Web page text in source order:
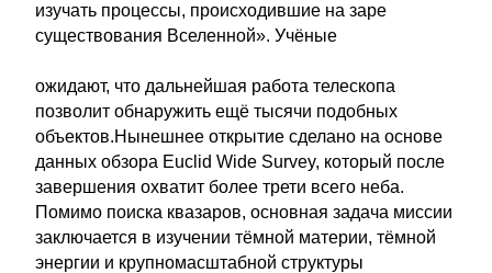
изучать процессы, происходившие на заре
существования Вселенной». Учёные
ожидают, что дальнейшая работа телескопа
позволит обнаружить ещё тысячи подобных
объектов.Нынешнее открытие сделано на основе
данных обзора Euclid Wide Survey, который после
завершения охватит более трети всего неба.
Помимо поиска квазаров, основная задача миссии
заключается в изучении тёмной материи, тёмной
энергии и крупномасштабной структуры